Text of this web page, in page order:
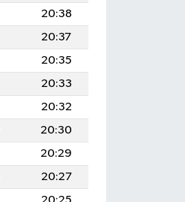
20:38
20:37
20:35
20:33
20:32
20:30
20:29
20:27